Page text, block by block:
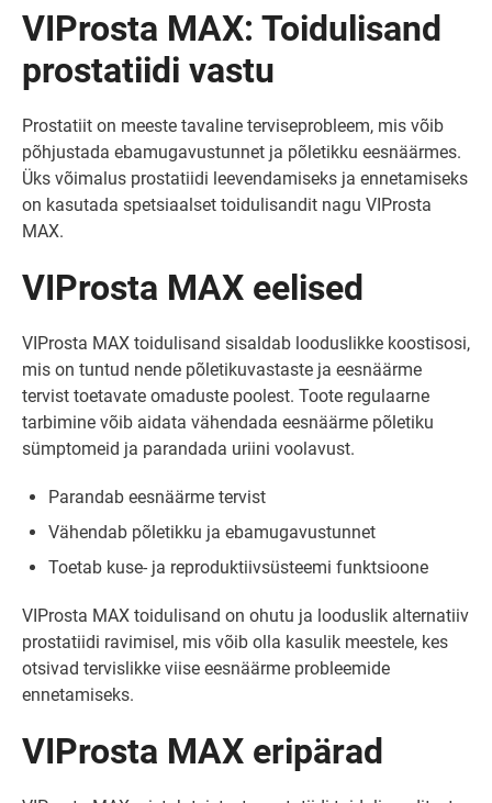
VIProsta MAX: Toidulisand
prostatiidi vastu
Prostatiit on meeste tavaline terviseprobleem, mis võib
põhjustada ebamugavustunnet ja põletikku eesnäärmes.
Üks võimalus prostatiidi leevendamiseks ja ennetamiseks
on kasutada spetsiaalset toidulisandit nagu VIProsta
MAX.
VIProsta MAX eelised
VIProsta MAX toidulisand sisaldab looduslikke koostisosi,
mis on tuntud nende põletikuvastaste ja eesnäärme
tervist toetavate omaduste poolest. Toote regulaarne
tarbimine võib aidata vähendada eesnäärme põletiku
sümptomeid ja parandada uriini voolavust.
Parandab eesnäärme tervist
Vähendab põletikku ja ebamugavustunnet
Toetab kuse- ja reproduktiivsüsteemi funktsioone
VIProsta MAX toidulisand on ohutu ja looduslik alternatiiv
prostatiidi ravimisel, mis võib olla kasulik meestele, kes
otsivad tervislikke viise eesnäärme probleemide
ennetamiseks.
VIProsta MAX eripärad